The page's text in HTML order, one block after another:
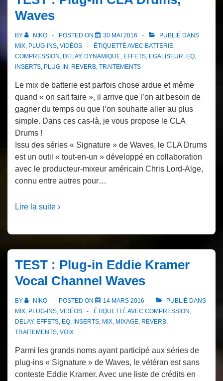
Waves
BY NIKO POSTED ON 30 MAI 2016
PUBLIÉ DANS
MIX, PLUG-INS, VIDÉOS ÉTIQUETTÉ AVEC BATTERIE,
COMPRESSION, DELAY, DYNAMIQUE, EFFETS, EGALISEUR, EQ,
INSERTS, PLUG-IN, REVERB, TRAITEMENTS
Le mix de batterie est parfois chose ardue et même
quand « on sait faire », il arrive que l’on ait besoin de
gagner du temps ou que l’on souhaite aller au plus
simple. Dans ces cas-là, je vous propose le CLA
Drums !
Issu des séries « Signature » de Waves, le CLA Drums
est un outil « tout-en-un » développé en collaboration
avec le producteur-mixeur américain Chris Lord-Alge,
connu entre autres pour…
Lire la suite ›
TEST : Plug-in Eddie Kramer
Vocal Channel Waves
BY NIKO POSTED ON 14 MARS 2016
PUBLIÉ DANS
MIX, PLUG-INS, VIDÉOS ÉTIQUETTÉ AVEC COMPRESSION,
DELAY, EFFETS, EQ, INSERTS, MIX, MIXAGE, REVERB,
TRAITEMENTS, VOIX
Parmi les grands noms ayant participé aux séries de
plug-ins « Signature » de Waves, le vétéran est sans
conteste Eddie Kramer. Avec une liste de crédits en